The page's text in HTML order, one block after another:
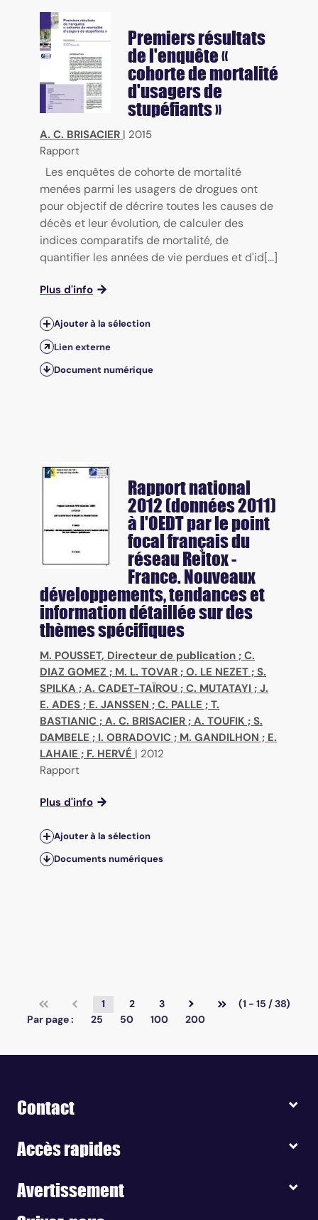
Premiers résultats
de l'enquête «
cohorte de mortalité
d'usagers de
stupéfiants »
A. C. BRISACIER | 2015
Rapport
Les enquêtes de cohorte de mortalité
menées parmi les usagers de drogues ont
pour objectif de décrire toutes les causes de
décès et leur évolution, de calculer des
indices comparatifs de mortalité, de
quantifier les années de vie perdues et d'id[...]
Plus d'info
Ajouter à la sélection
Lien externe
Document numérique
Rapport national
2012 (données 2011)
à l'OEDT par le point
focal français du
réseau Reitox -
France. Nouveaux
développements, tendances et
information détaillée sur des
thèmes spécifiques
M. POUSSET, Directeur de publication ; C.
DIAZ GOMEZ ; M. L. TOVAR ; O. LE NEZET ; S.
SPILKA ; A. CADET-TAÏROU ; C. MUTATAYI ; J.
E. ADES ; E. JANSSEN ; C. PALLE ; T.
BASTIANIC ; A. C. BRISACIER ; A. TOUFIK ; S.
DAMBELE ; I. OBRADOVIC ; M. GANDILHON ; E.
LAHAIE ; F. HERVÉ | 2012
Rapport
Plus d'info
Ajouter à la sélection
Documents numériques
1 2 3
(1 - 15 / 38)
Par page :
25 50 100 200
Contact
Accès rapides
Avertissement